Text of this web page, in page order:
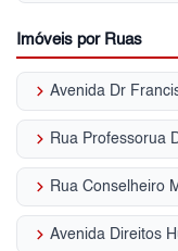
Imóveis por Ruas
keyboard_arrow_right Avenida Dr
keyboard_arrow_right
keyboard_arrow_right
keyboard_arrow_right Avenida Direitos